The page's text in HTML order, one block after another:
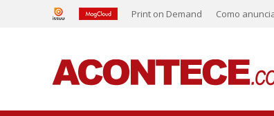
Print on Demand Como